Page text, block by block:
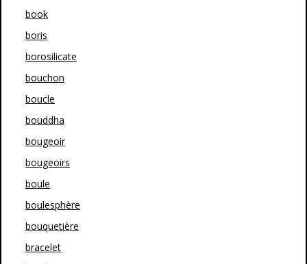
book
boris
borosilicate
bouchon
boucle
bouddha
bougeoir
bougeoirs
boule
boulesphère
bouquetière
bracelet